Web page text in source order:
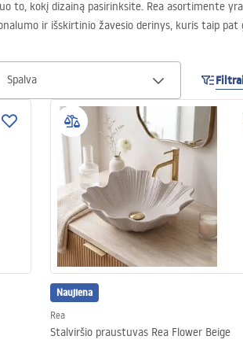
to, kokį dizainą pasirinksite. Rea asortimente
ir išskirtinio žavesio derinys, kuris taip pat
Spalva
Naujiena
Rea
Stalviršio praustuvas Rea Flower Beige